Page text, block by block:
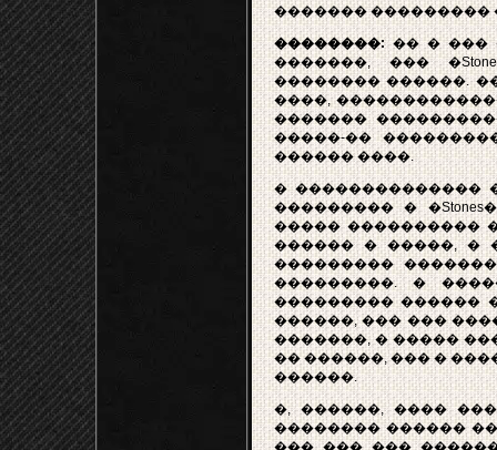
������� ���������
��������:�� � ���
�������, ���
�������� ������.
����,
�������
�����-��
������ ����.
� ��������������
��������� �
����� ���������� �
������ � �����, �
���������
���������. �
��������� ������
������, ��� ���
�������, � �����
�� ������, ��� �
������.
�, ������, ����
�������� ������ ��
��� ��� ���